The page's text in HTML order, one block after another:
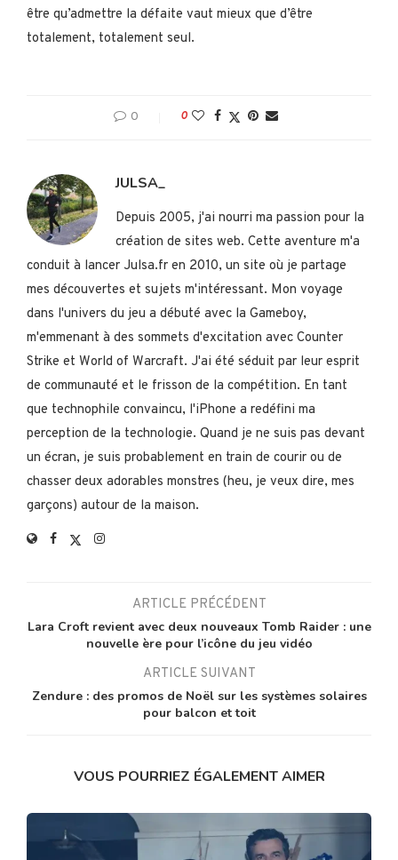
être qu’admettre la défaite vaut mieux que d’être
totalement, totalement seul.
0 0
JULSA_
Depuis 2005, j'ai nourri ma passion pour la
création de sites web. Cette aventure m'a
conduit à lancer Julsa.fr en 2010, un site où je partage
mes découvertes et sujets m'intéressant. Mon voyage
dans l'univers du jeu a débuté avec la Gameboy,
m'emmenant à des sommets d'excitation avec Counter
Strike et World of Warcraft. J'ai été séduit par leur esprit
de communauté et le frisson de la compétition. En tant
que technophile convaincu, l'iPhone a redéfini ma
perception de la technologie. Quand je ne suis pas devant
un écran, je suis probablement en train de courir ou de
chasser deux adorables monstres (heu, je veux dire, mes
garçons) autour de la maison.
ARTICLE PRÉCÉDENT
Lara Croft revient avec deux nouveaux Tomb Raider : une
nouvelle ère pour l’icône du jeu vidéo
ARTICLE SUIVANT
Zendure : des promos de Noël sur les systèmes solaires
pour balcon et toit
VOUS POURRIEZ ÉGALEMENT AIMER